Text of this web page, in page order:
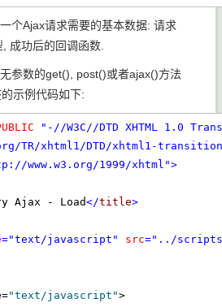
个Ajax请求需要的基本数据: 请求
成功后的回调函数.
参数的get(), post()或者ajax()方法
示例代码如下:
"-//W3C//DTD XHTML 1.0
TR/xhtml1/DTD/xhtml1-
www.w3.org/1999/xhtml">
Ajax - Load</title>
="text/javascript" src="../
"text/javascript">